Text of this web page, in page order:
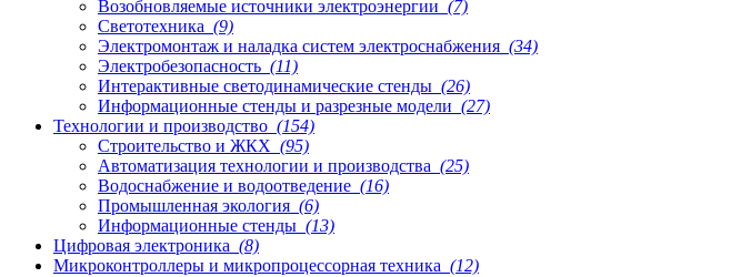
Возобновляемые источники электроэнергии (7)
Светотехника (9)
Электромонтаж и наладка систем электроснабжения (34)
Электробезопасность (11)
Интерактивные светодинамические стенды (26)
Информационные стенды и разрезные модели (27)
Технологии и производство (154)
Строительство и ЖКХ (95)
Автоматизация технологии и производства (25)
Водоснабжение и водоотведение (16)
Промышленная экология (6)
Информационные стенды (13)
Цифровая электроника (8)
Микроконтроллеры и микропроцессорная техника (12)